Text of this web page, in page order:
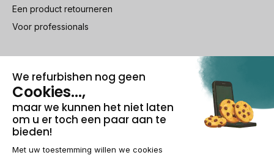
Een product retourneren
Voor professionals
100% beveiligde betaling
Wettelijke vermeldingen & AGBeheer van cookies